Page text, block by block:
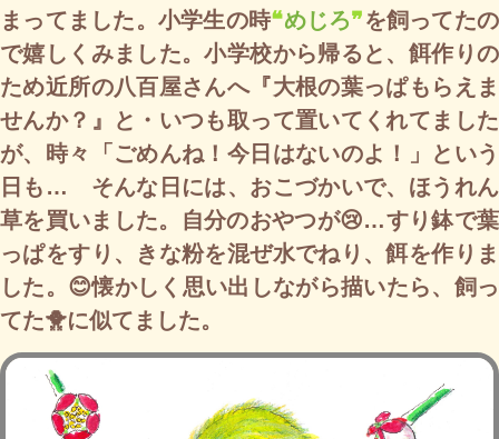
まってました。小学生の時❝めじろ❞を飼ってたの
で嬉しくみました。小学校から帰ると、餌作りの
ため近所の八百屋さんへ『大根の葉っぱもらえま
せんか？』と・いつも取って置いてくれてました
が、時々「ごめんね！今日はないのよ！」という
日も… そんな日には、おこづかいで、ほうれん
草を買いました。自分のおやつが😢…すり鉢で葉
っぱをすり、きな粉を混ぜ水でねり、餌を作りま
した。😊懐かしく思い出しながら描いたら、飼っ
てた🐥に似てました。